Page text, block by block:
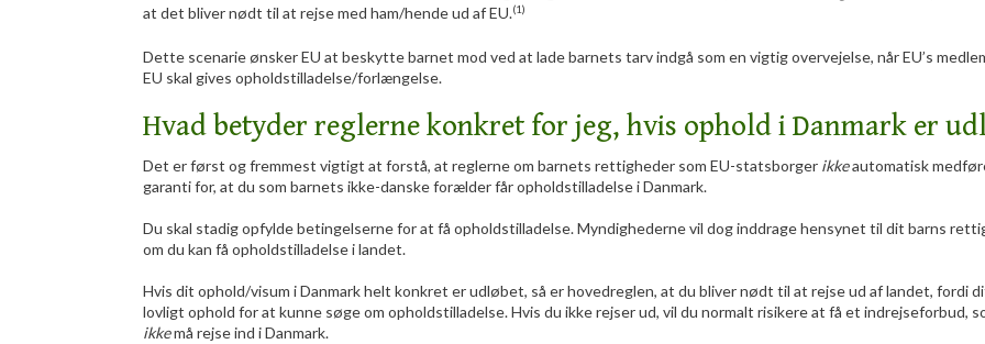
at det bliver nødt til at rejse med ham/hende ud af EU.(1)
Dette scenarie ønsker EU at beskytte barnet mod ved at lade barnets tarv indgå som en vigtig overvejelse, når EU’s
EU skal gives opholdstilladelse/forlængelse.
Hvad betyder reglerne konkret for jeg, hvis ophold i Danmark er
​Det er først og fremmest vigtigt at forstå, at reglerne om barnets rettigheder som EU-statsborgerikkeautomatisk
garanti for, at du som barnets ikke-danske forælder får opholdstilladelse i Danmark.
Du skal stadig opfylde betingelserne for at få opholdstilladelse. Myndighederne vil dog inddrage hensynet til dit barns
om du kan få opholdstilladelse i landet.
Hvis dit ophold/visum i Danmark helt konkret er udløbet, så er hovedreglen, at du bliver nødt til at rejse ud af landet, fordi
lovligt ophold for at kunne søge om opholdstilladelse. Hvis du ikke rejser ud, vil du normalt risikere at få et indrejseforbud,
ikkemå rejse ind i Danmark.